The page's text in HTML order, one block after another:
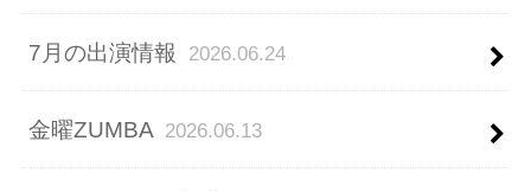
7月の出演情報 2026.06.24
金曜ZUMBA 2026.06.13